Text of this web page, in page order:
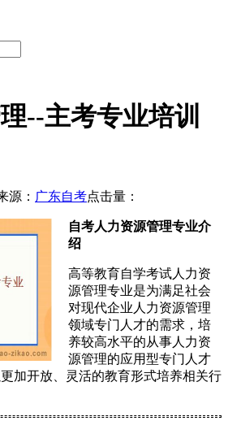
--主考专业培训
源： 广东自考点击量：
自考人力资源管理专业介
绍
高等教育自学考试人力资
源管理专业是为满足社会
对现代企业人力资源管理
领域专门人才的需求，培
养较高水平的从事人力资
源管理的应用型专门人才
加开放、灵活的教育形式培养相关行